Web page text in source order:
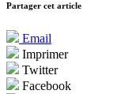
Partager cet article
Email
Imprimer
Twitter
Facebook